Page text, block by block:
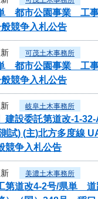
単 都市公園事業 工
競争入札公告
可茂土木事務所
単 都市公園事業 工
競争入札公告
岐阜土木事務所
建設委託第道改-1-
試) (主)北方多度線
競争入札公告
美濃土木事務所
第道改4-2号/県単 道